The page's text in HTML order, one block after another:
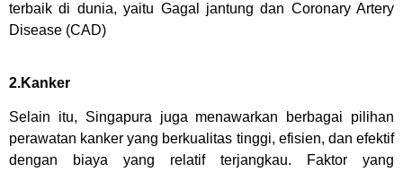
terbaik di dunia, yaitu Gagal jantung dan Coronary Artery
Disease (CAD)
2.Kanker
Selain itu, Singapura juga menawarkan berbagai pilihan
perawatan kanker yang berkualitas tinggi, efisien, dan efektif
dengan biaya yang relatif terjangkau. Faktor yang